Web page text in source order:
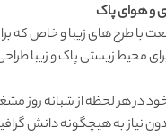
و هوای پاک
با طرح های زیبا و خاص که
محیط زیستی پاک و زیبا
در هر لحظه از شبانه روز
نیاز به هیچگونه دانش